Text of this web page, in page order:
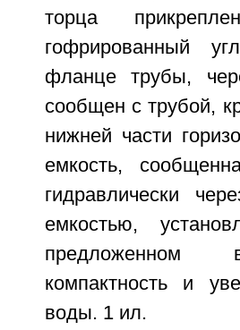
торца
гофрированный
фланце трубы,
сообщен с трубой,
нижней части
емкость,
гидравлически
емкостью,
предложенном
компактность и
воды. 1 ил.